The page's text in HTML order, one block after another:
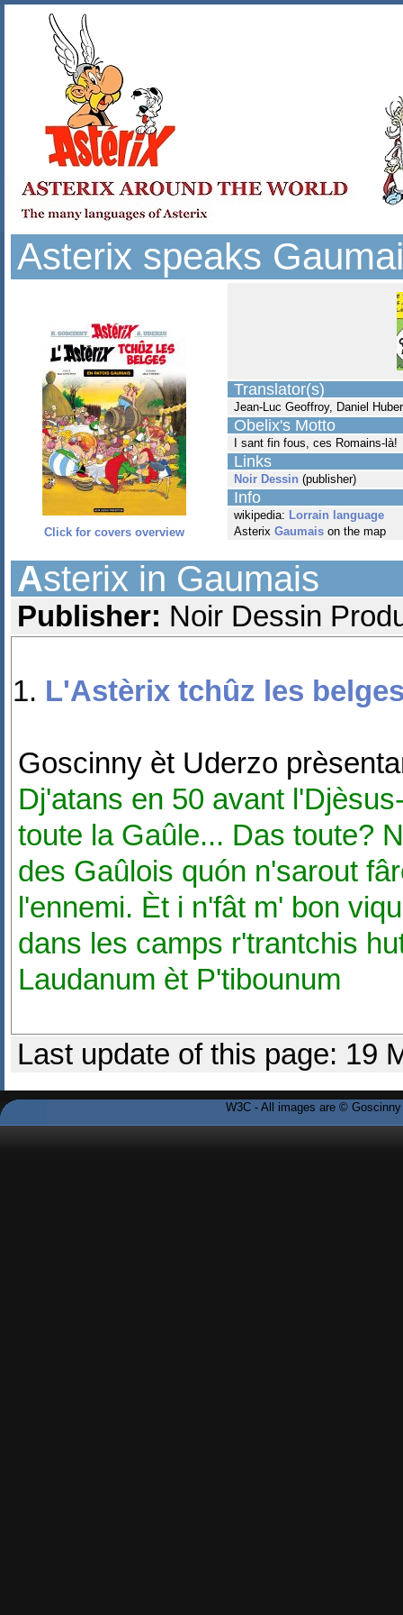
Asterix speaks
Click for covers overview
Translator(s)
Jean-Luc Geoffroy, Daniel
Obelix's Motto
I sant fin fous, ces Romains-là!
Links
Noir Dessin (publisher)
Info
wikipedia: Lorrain language
Asterix Gaumaison the map
Asterix in Gaumais
Publisher: Noir Dessin
L'Astèrix tchûz les
Goscinny èt Uderzo
Dj'atans en 50 avant
toute la Gaûle... Das toute?
des Gaûlois quón n'sarout
l'ennemi. Èt i n'fât m' bon
dans les camps r'trantchis
Laudanum èt P'tibounum
Last update of this page: 19
W3C - All images are ©